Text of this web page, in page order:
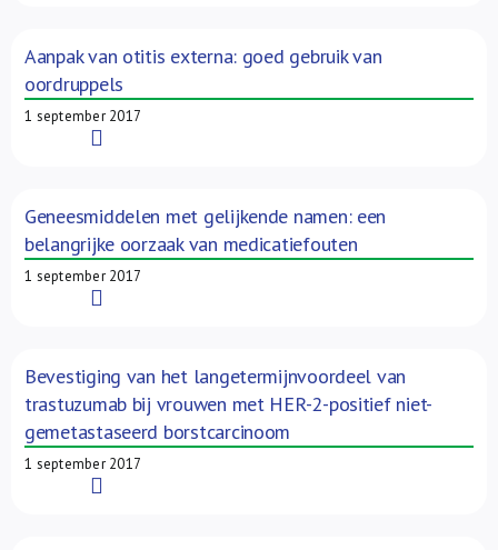
Aanpak van otitis externa: goed gebruik van
oordruppels
1 september 2017
Geneesmiddelen met gelijkende namen: een
belangrijke oorzaak van medicatiefouten
1 september 2017
Bevestiging van het langetermijnvoordeel van
trastuzumab bij vrouwen met HER-2-positief niet-
gemetastaseerd borstcarcinoom
1 september 2017